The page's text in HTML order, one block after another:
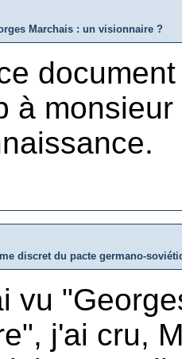
Marchais : un visionnaire ?
à
discret du pacte germano-
vu
j'ai cru,